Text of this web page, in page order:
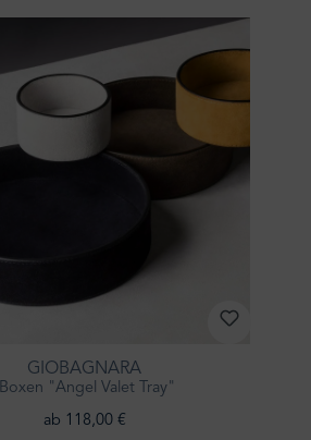
GIOBAGNARA
Boxen "Angel Valet Tray"
ab 118,00 €